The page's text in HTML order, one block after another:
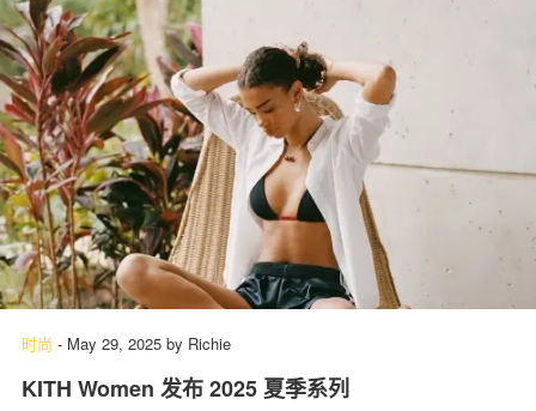
时尚 - May 29, 2025 by Richie
KITH Women 发布 2025 夏季系列